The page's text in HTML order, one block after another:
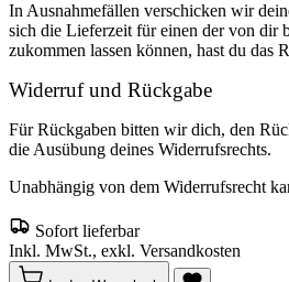
In Ausnahmefällen verschicken wir
sich die Lieferzeit für einen der von dir
zukommen lassen können, hast du das
Widerruf und Rückgabe
Für Rückgaben bitten wir dich, den
die Ausübung deines Widerrufsrechts.
Unabhängig von dem Widerrufsrecht
Sofort lieferbar
Inkl. MwSt., exkl. Versandkosten